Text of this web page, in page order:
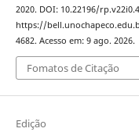
2020. DOI: 10.22196/
https://
4682. Acesso em: 9 ago. 2026.
Fomatos de Citação
Edição